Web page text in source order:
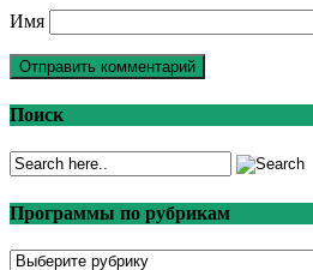
Имя
Поиск
Программы по рубрикам
Программы